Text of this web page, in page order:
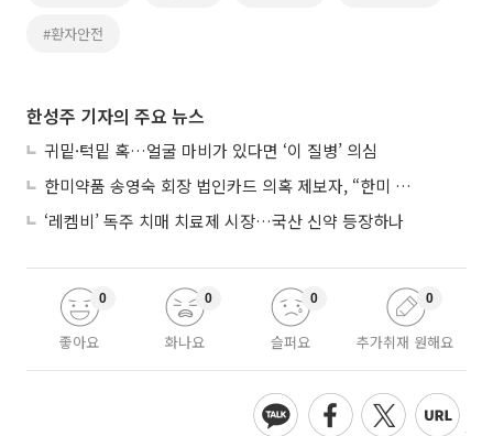
#환자안전
한성주 기자의 주요 뉴스
귀밑·턱밑 혹…얼굴 마비가 있다면 ‘이 질병’ 의심
한미약품 송영숙 회장 법인카드 의혹 제보자, “한미 잘 되기 바라는 마음”
‘레켐비’ 독주 치매 치료제 시장…국산 신약 등장하나
좋아요
0
화나요
0
슬퍼요
0
추가취재 원해요
0